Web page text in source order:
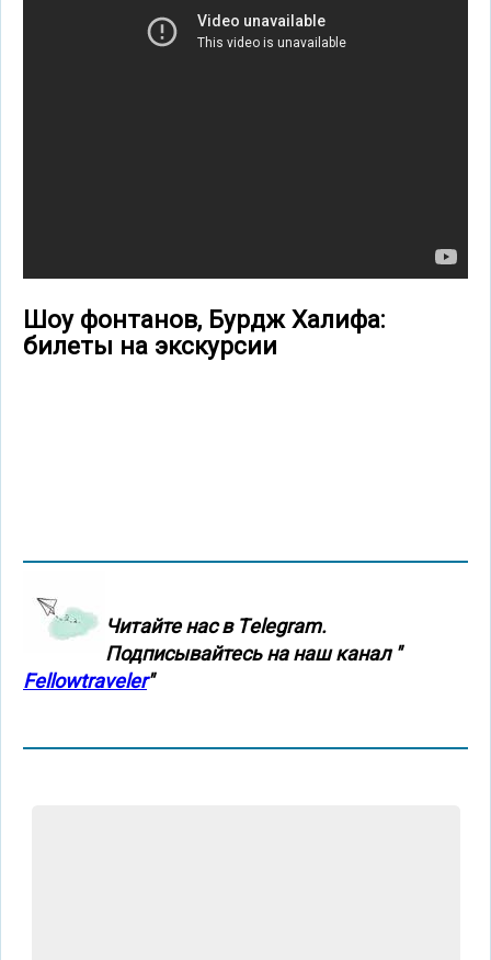
Шоу фонтанов, Бурдж Халифа:
билеты на экскурсии
Читайте нас в Тelegram.
Подписывайтесь на наш канал "
Fellowtraveler"